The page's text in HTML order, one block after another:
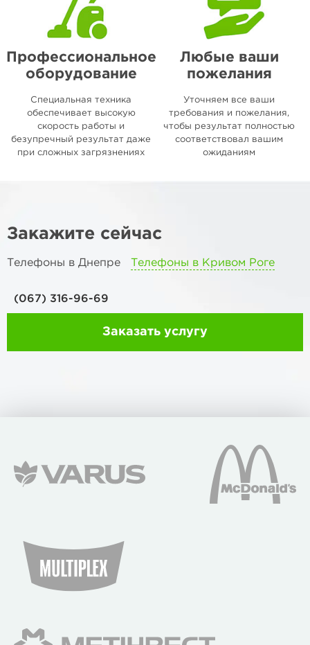
Профессиональное
оборудование
Специальная техника
обеспечивает высокую
скорость работы и
безупречный результат даже
при сложных загрязнениях
Любые ваши
пожелания
Уточняем все ваши
требования и пожелания,
чтобы результат полностью
соответствовал вашим
ожиданиям
Закажите сейчас
Телефоны в Днепре Телефоны в Кривом Роге
(067) 316-96-69
Заказать услугу